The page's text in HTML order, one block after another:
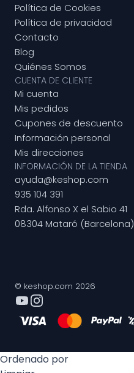
Política de Cookies
Política de privacidad
Contacto
Blog
Quiénes Somos
CUENTA DE CLIENTE
Mi cuenta
Mis pedidos
Cupones de descuento
Información personal
Mis direcciones
INFORMACIÓN DE LA TIENDA
ayuda@keshop.com
935 104 391
Rda. Alfonso X el Sabio 41
08304 Mataró (Barcelona)
© keshop.com 2026
Ordenado por